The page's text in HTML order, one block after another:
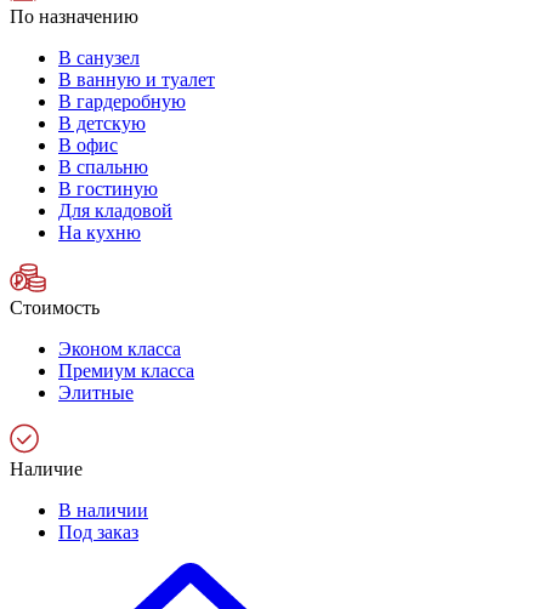
По назначению
В санузел
В ванную и туалет
В гардеробную
В детскую
В офис
В спальню
В гостиную
Для кладовой
На кухню
Стоимость
Эконом класса
Премиум класса
Элитные
Наличие
В наличии
Под заказ